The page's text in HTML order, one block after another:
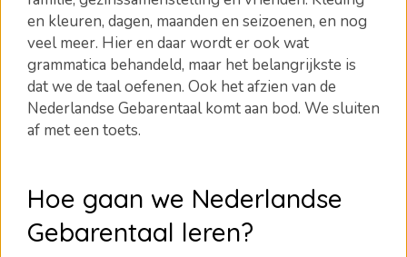
en kleuren, dagen, maanden en seizoenen, en nog
veel meer. Hier en daar wordt er ook wat
grammatica behandeld, maar het belangrijkste is
dat we de taal oefenen. Ook het afzien van de
Nederlandse Gebarentaal komt aan bod. We sluiten
af met een toets.
Hoe gaan we Nederlandse
Gebarentaal leren?